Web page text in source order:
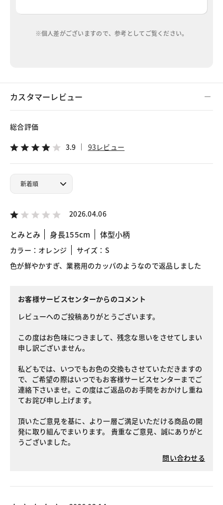
※個人差がございますので、参考としてご覧ください。
カスタマーレビュー
総合評価
3.9 93レビュー
2026.04.06
とみとみ 身長155cm 体型小柄
カラー：オレンジ
サイズ：S
色が鮮やかすぎ、業務用のカッパのようなので返品しました
お客様サービスセンターからのコメント
レビューへのご投稿ありがとうございます。
この度はお色味につきまして、残念な思いをさせてしまい
申し訳ございません。
私どもでは、いつでもお色の交換もさせていただきますの
で、ご希望の際はいつでもお客様サービスセンターまでご
連絡下さいませ。この度はご返品のお手間をおかけし重ね
てお詫び申し上げます。
頂いたご意見を基に、より一層ご満足いただける商品の開
発に取り組んでまいります。 貴重なご意見、誠にありがと
うございました。
問い合わせる